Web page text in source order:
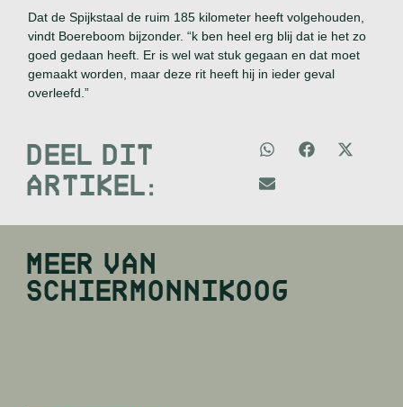
Dat de Spijkstaal de ruim 185 kilometer heeft volgehouden,
vindt Boereboom bijzonder. “k ben heel erg blij dat ie het zo
goed gedaan heeft. Er is wel wat stuk gegaan en dat moet
gemaakt worden, maar deze rit heeft hij in ieder geval
overleefd.”
DEEL DIT
ARTIKEL:
MEER VAN
SCHIERMONNIKOOG